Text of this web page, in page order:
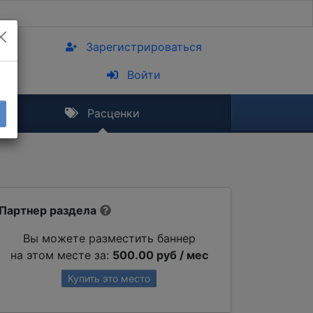
Зарегистрироваться
Войти
Расценки
Партнер раздела
Вы можете разместить баннер
на этом месте за: 500.00 руб / мес
Купить это место